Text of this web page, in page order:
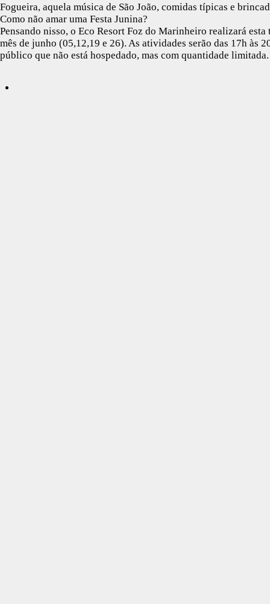
Fogueira, aquela música de São João, comidas típicas e
Como não amar uma Festa Junina?
Pensando nisso, o Eco Resort Foz do Marinheiro realizará
mês de junho (05,12,19 e 26). As atividades serão das 17h às
público que não está hospedado, mas com quantidade limitada.